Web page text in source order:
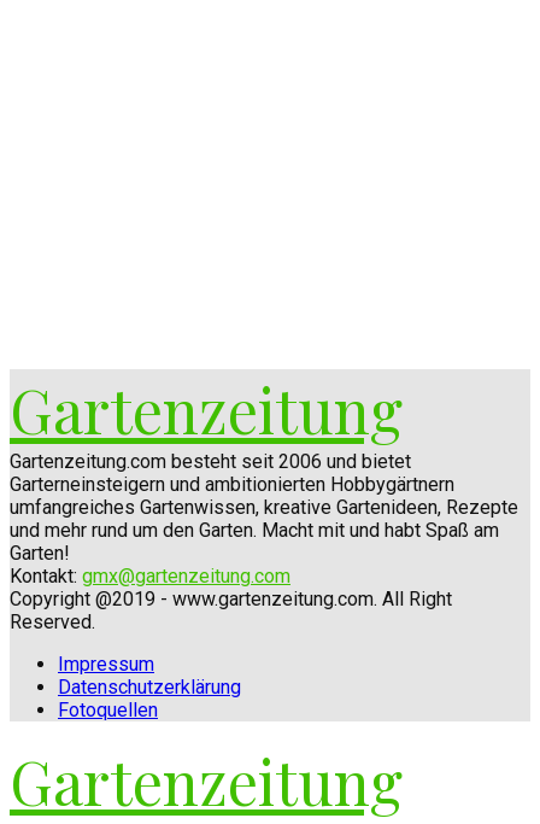
Gartenzeitung
Gartenzeitung.com besteht seit 2006 und bietet
Garterneinsteigern und ambitionierten Hobbygärtnern
umfangreiches Gartenwissen, kreative Gartenideen, Rezepte
und mehr rund um den Garten. Macht mit und habt Spaß am
Garten!
Kontakt: gmx@gartenzeitung.com
Copyright @2019 - www.gartenzeitung.com. All Right
Reserved.
Impressum
Datenschutzerklärung
Fotoquellen
Gartenzeitung